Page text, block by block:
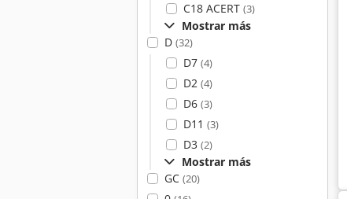
C18 ACERT (3)
Mostrar más
D (32)
D7 (4)
D2 (4)
D6 (3)
D11 (3)
D3 (2)
Mostrar más
GC (20)